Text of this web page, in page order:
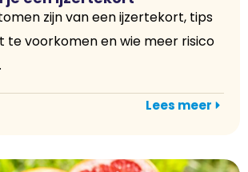
zijn van een ijzertekort, tips
te voorkomen en wie meer risico
Lees meer